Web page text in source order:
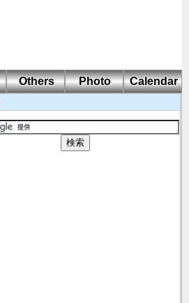
Others Photo Calendar